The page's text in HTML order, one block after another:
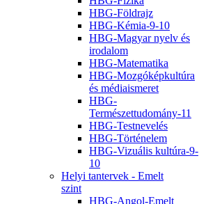
HBG-Földrajz
HBG-Kémia-9-10
HBG-Magyar nyelv és
irodalom
HBG-Matematika
HBG-Mozgóképkultúra
és médiaismeret
HBG-
Természettudomány-11
HBG-Testnevelés
HBG-Történelem
HBG-Vizuális kultúra-9-
10
Helyi tantervek - Emelt
szint
HBG-Angol-Emelt